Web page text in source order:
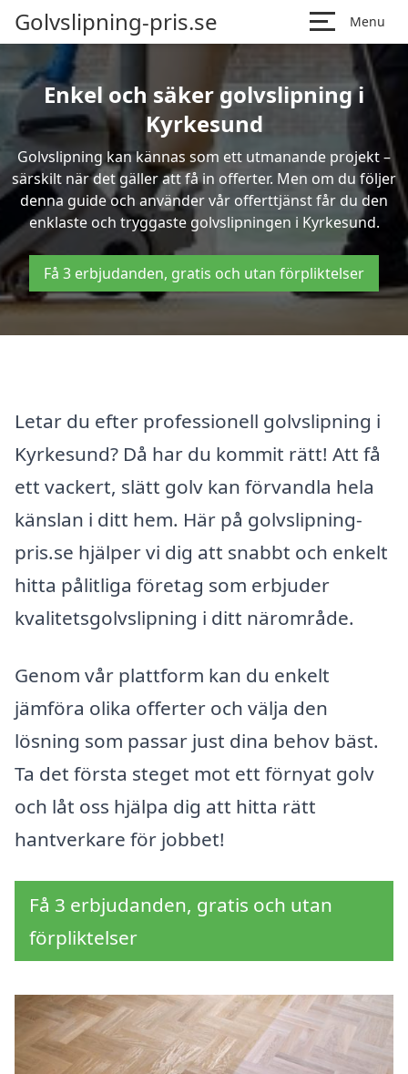
Golvslipning-pris.se Menu
Enkel och säker golvslipning i
Kyrkesund
Golvslipning kan kännas som ett utmanande projekt –
särskilt när det gäller att få in offerter. Men om du följer
denna guide och använder vår offerttjänst får du den
enklaste och tryggaste golvslipningen i Kyrkesund.
Få 3 erbjudanden, gratis och utan förpliktelser
Letar du efter professionell golvslipning i
Kyrkesund? Då har du kommit rätt! Att få
ett vackert, slätt golv kan förvandla hela
känslan i ditt hem. Här på golvslipning-
pris.se hjälper vi dig att snabbt och enkelt
hitta pålitliga företag som erbjuder
kvalitetsgolvslipning i ditt närområde.
Genom vår plattform kan du enkelt
jämföra olika offerter och välja den
lösning som passar just dina behov bäst.
Ta det första steget mot ett förnyat golv
och låt oss hjälpa dig att hitta rätt
hantverkare för jobbet!
Få 3 erbjudanden, gratis och utan
förpliktelser